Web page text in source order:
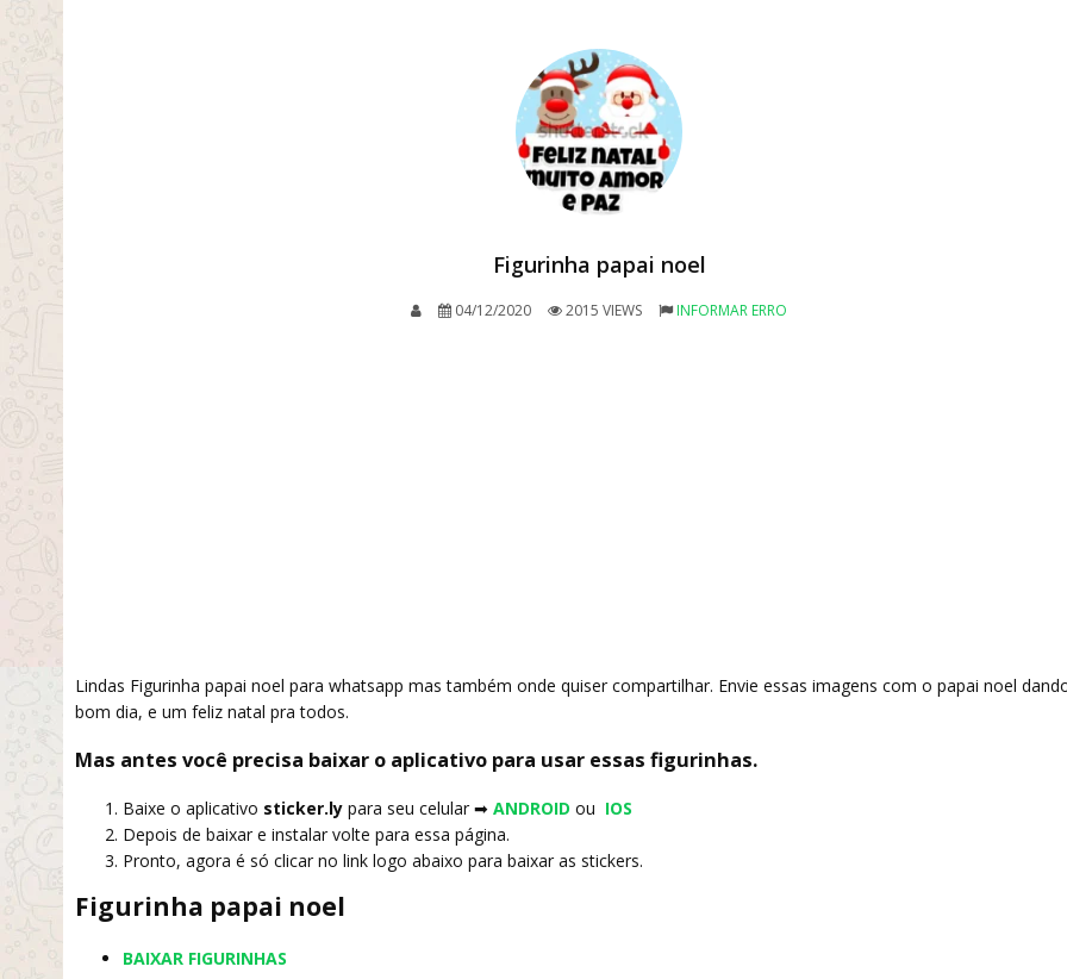
Figurinha papai noel
04/12/2020 2015 VIEWS INFORMAR ERRO
Lindas Figurinha papai noel para whatsapp mas também onde quiser compartilhar. Envie essas imagens com o papai noel
bom dia, e um feliz natal pra todos.
Mas antes você precisa baixar o aplicativo para usar essas figurinhas.
Baixe o aplicativo sticker.ly para seu celular ➡ ANDROID ou IOS
Depois de baixar e instalar volte para essa página.
Pronto, agora é só clicar no link logo abaixo para baixar as stickers.
Figurinha papai noel
BAIXAR FIGURINHAS